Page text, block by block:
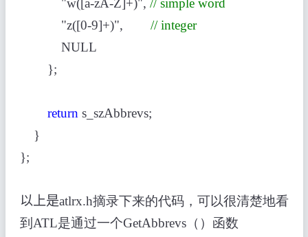
"w([a-zA-Z]+)", // simple word
"z([0-9]+)",
// integer
NULL
};
return s_szAbbrevs;
}
};
以上是atlrx.h摘录下来的代码，可以很清楚地看
到ATL是通过一个GetAbbrevs（）函数